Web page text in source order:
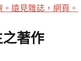
遠見雜誌，網頁。
著作